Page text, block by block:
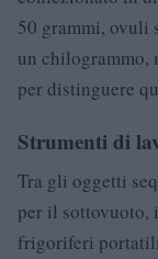
50 grammi, ovuli
un chilogrammo,
per distinguere
Strumenti di
Tra gli oggetti
per il sottovuoto,
frigoriferi